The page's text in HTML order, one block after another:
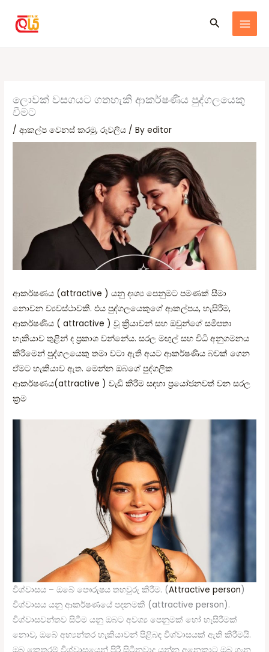
content
Search
ලොවක් වසගයට ගතහැකි ආකර්ෂණීය පුද්ගලයෙකු
වීමට
/ආකල්ප වෙනස් කරමු,රුවලිය / Byeditor
ආකර්ෂණය (attractive ) යනු දෘශ්‍ය පෙනුමට පමණක් සීමා
නොවන ව්‍යවස්ථාවකි. එය පුද්ගලයෙකුගේ ආකල්පය, හැසිරීම,
ආකර්ෂණීය ( attractive ) වූ ක්‍රියාවන් සහ ඔවුන්ගේ සමීපතා
හැකියාව තුළින් ද ප්‍රකාශ වන්නේය. සරල මඟුල් සහ විධි අනුගමනය
කිරීමෙන් පුද්ගලයෙකු තමා වටා ඇති අයට ආකර්ෂණීය බවක් ගෙන
ඒමට හැකියාව ඇත. මෙන්න ඔබගේ පුද්ගලික
ආකර්ෂණය(attractive ) වැඩි කිරීම සඳහා ප්‍රයෝජනවත් වන සරල
ක්‍රම
විශ්වාසය – ඔබේ පෞරුෂය තහවුරු කිරීම. (Attractive person)
විශ්වාසය යනු ආකර්ෂණයේ පදනමකි (attractive person).
විශ්වාසවන්තව සිටීම යනු ඔබට අවශ්‍ය පෙනුමක් හෝ හැසිරීමක්
නොව, ඔබේ අභ්‍යන්තර හැකියාවන් පිළිබඳ විශ්වාසයක් ඇති කිරීමයි.
ඔබ කෙතරම් විශ්වාසයෙන් පිරී සිටිනවාද යන්න අනෙකාට ඔබ ගැන